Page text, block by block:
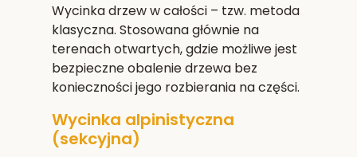
Wycinka drzew w całości – tzw. metoda
klasyczna. Stosowana głównie na
terenach otwartych, gdzie możliwe jest
bezpieczne obalenie drzewa bez
konieczności jego rozbierania na części.
Wycinka alpinistyczna
(sekcyjna)